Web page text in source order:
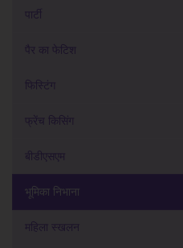
पार्टी
पैर का फेटिश
फिस्टिंग
फ्रेंच किसिंग
बीडीएसएम
भूमिका निभाना
महिला स्खलन